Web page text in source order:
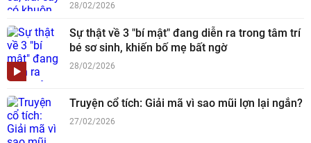
28/02/2026
Sự thật về 3 "bí mật" đang diễn ra trong tâm trí
bé sơ sinh, khiến bố mẹ bất ngờ
28/02/2026
Truyện cổ tích: Giải mã vì sao mũi lợn lại ngắn?
27/02/2026